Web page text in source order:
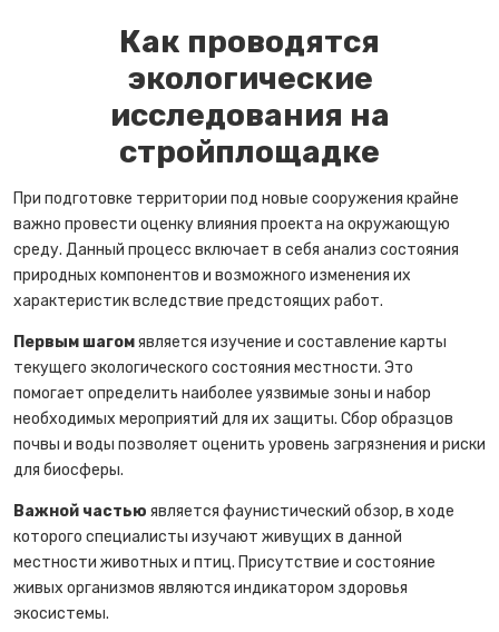
Как проводятся
экологические
исследования на
стройплощадке
При подготовке территории под новые сооружения крайне
важно провести оценку влияния проекта на окружающую
среду. Данный процесс включает в себя анализ состояния
природных компонентов и возможного изменения их
характеристик вследствие предстоящих работ.
Первым шагомявляется изучение и составление карты
текущего экологического состояния местности. Это
помогает определить наиболее уязвимые зоны и набор
необходимых мероприятий для их защиты. Сбор образцов
почвы и воды позволяет оценить уровень загрязнения и риски
для биосферы.
Важной частью является фаунистический обзор, в ходе
которого специалисты изучают живущих в данной
местности животных и птиц. Присутствие и состояние
живых организмов являются индикатором здоровья
экосистемы.